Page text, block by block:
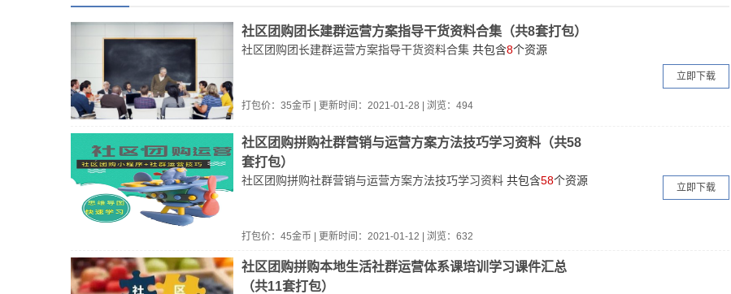
社区团购团长建群运营方案指导干货资料合集（共8套打包）
社区团购团长建群运营方案指导干货资料合集 共包含8个资源
打包价： 35金币 | 更新时间： 2021-01-28 | 浏览：494
立即下载
社区团购拼购社群营销与运营方案方法技巧学习资料（共58
套打包）
社区团购拼购社群营销与运营方案方法技巧学习资料 共包含58个资源
打包价： 45金币 | 更新时间： 2021-01-12 | 浏览：632
立即下载
社区团购拼购本地生活社群运营体系课培训学习课件汇总
（共11套打包）